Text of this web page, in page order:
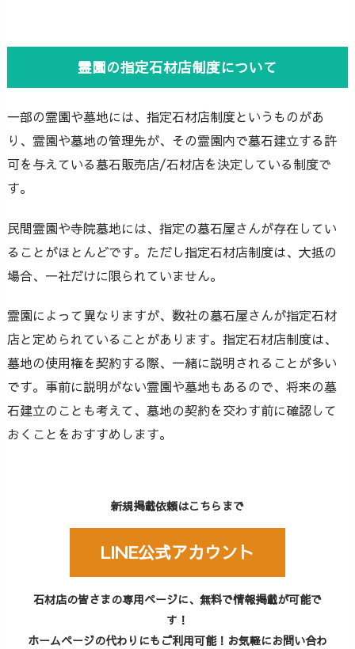
霊園の指定石材店制度について
一部の霊園や墓地には、指定石材店制度というものがあ
り、霊園や墓地の管理先が、その霊園内で墓石建立する許
可を与えている墓石販売店/石材店を決定している制度で
す。
民間霊園や寺院墓地には、指定の墓石屋さんが存在してい
ることがほとんどです。ただし指定石材店制度は、大抵の
場合、一社だけに限られていません。
霊園によって異なりますが、数社の墓石屋さんが指定石材
店と定められていることがあります。指定石材店制度は、
墓地の使用権を契約する際、一緒に説明されることが多い
です。事前に説明がない霊園や墓地もあるので、将来の墓
石建立のことも考えて、墓地の契約を交わす前に確認して
おくことをおすすめします。
新規掲載依頼はこちらまで
LINE公式アカウント
石材店の皆さまの専用ページに、無料で情報掲載が可能で
す！
ホームページの代わりにもご利用可能！お気軽にお問い合わ